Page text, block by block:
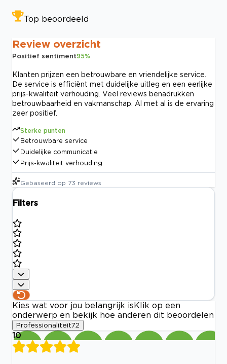
Top beoordeeld
Review overzicht
Positief sentiment95%
Klanten prijzen een betrouwbare en vriendelijke service.
De service is efficiënt met duidelijke uitleg en een eerlijke
prijs-kwaliteit verhouding. Veel reviews benadrukken
betrouwbaarheid en vakmanschap. Al met al is de ervaring
zeer positief.
Sterke punten
Betrouwbare service
Duidelijke communicatie
Prijs-kwaliteit verhouding
Gebaseerd op 73 reviews
Filters
Kies wat voor jou belangrijk is Klik op een
onderwerp en bekijk hoe anderen dit beoordelen
Professionaliteit72
10